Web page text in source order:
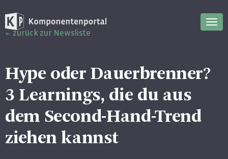
zurück zur Newsliste
Hype oder Dauerbrenner?
3 Learnings, die du aus
dem Second-Hand-Trend
ziehen kannst